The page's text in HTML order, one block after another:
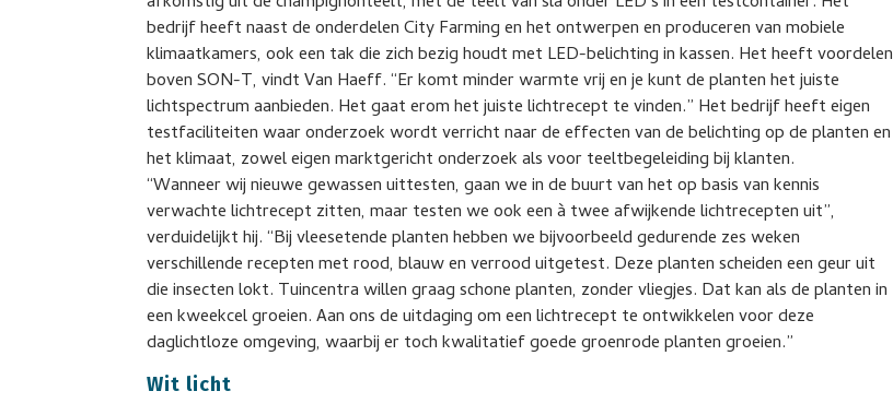
bedrijf heeft naast de onderdelen City Farming en het ontwerpen en produceren van mobiele
klimaatkamers, ook een tak die zich bezig houdt met LED-belichting in kassen. Het heeft voordelen
boven SON-T, vindt Van Haeff. “Er komt minder warmte vrij en je kunt de planten het juiste
lichtspectrum aanbieden. Het gaat erom het juiste lichtrecept te vinden.” Het bedrijf heeft eigen
testfaciliteiten waar onderzoek wordt verricht naar de effecten van de belichting op de planten en
het klimaat, zowel eigen marktgericht onderzoek als voor teeltbegeleiding bij klanten.
“Wanneer wij nieuwe gewassen uittesten, gaan we in de buurt van het op basis van kennis
verwachte lichtrecept zitten, maar testen we ook een à twee afwijkende lichtrecepten uit”,
verduidelijkt hij. “Bij vleesetende planten hebben we bijvoorbeeld gedurende zes weken
verschillende recepten met rood, blauw en verrood uitgetest. Deze planten scheiden een geur uit
die insecten lokt. Tuincentra willen graag schone planten, zonder vliegjes. Dat kan als de planten in
een kweekcel groeien. Aan ons de uitdaging om een lichtrecept te ontwikkelen voor deze
daglichtloze omgeving, waarbij er toch kwalitatief goede groenrode planten groeien.”
Wit licht